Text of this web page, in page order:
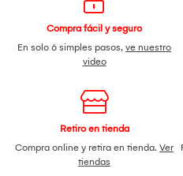
Compra fácil y seguro
En solo 6 simples pasos, ve nuestro
video
Retiro en tienda
Compra online y retira en tienda. Ver
tiendas